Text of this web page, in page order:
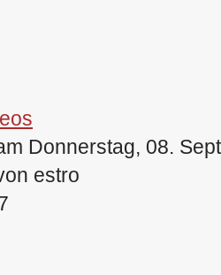
Donnerstag, 08.
estro